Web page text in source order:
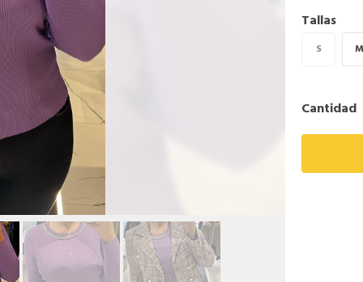
Tallas
S M
Cantidad